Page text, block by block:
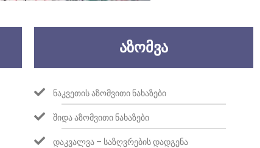
ᲐᲖᲝᲛᲕᲐ
ᲜᲐᲙᲕᲔᲗᲘᲡ ᲐᲖᲝᲛᲕᲘᲗᲘ ᲜᲐᲮᲐᲖᲔᲑᲘ
ᲨᲘᲓᲐ ᲐᲖᲝᲛᲕᲘᲗᲘ ᲜᲐᲮᲐᲖᲔᲑᲘ
ᲓᲐᲙᲕᲐᲚᲕᲐ – ᲡᲐᲖᲦᲕᲠᲔᲑᲘᲡ ᲓᲐᲓᲒᲔᲜᲐ